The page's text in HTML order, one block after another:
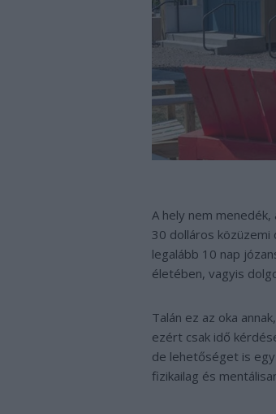
A hely nem
30 dolláros
legalább 10 nap
életében, vagyis
Talán ez az oka
ezért csak idő
de lehetőséget is
fizikailag és